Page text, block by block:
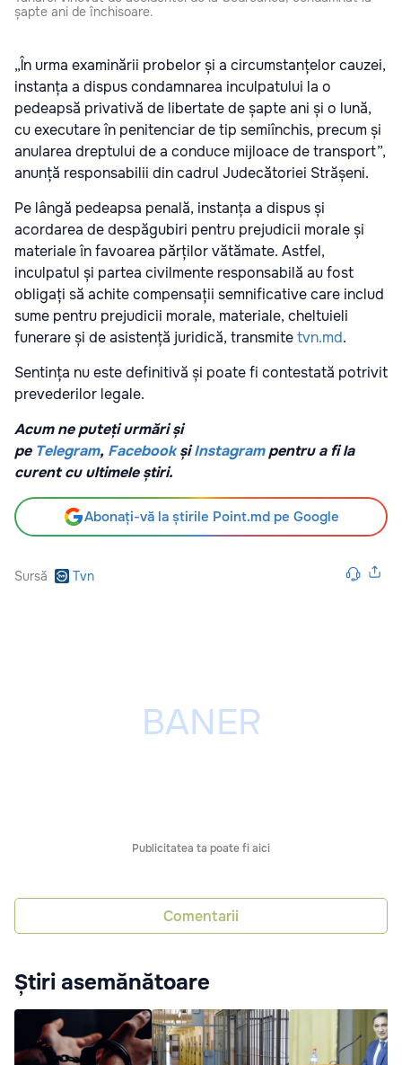
șapte ani de închisoare.
„În urma examinării probelor și a circumstanțelor cauzei,
instanța a dispus condamnarea inculpatului la o
pedeapsă privativă de libertate de șapte ani și o lună,
cu executare în penitenciar de tip semiînchis, precum și
anularea dreptului de a conduce mijloace de transport”,
anunță responsabilii din cadrul Judecătoriei Strășeni.
Pe lângă pedeapsa penală, instanța a dispus și
acordarea de despăgubiri pentru prejudicii morale și
materiale în favoarea părților vătămate. Astfel,
inculpatul și partea civilmente responsabilă au fost
obligați să achite compensații semnificative care includ
sume pentru prejudicii morale, materiale, cheltuieli
funerare și de asistență juridică, transmitetvn.md.
Sentința nu este definitivă și poate fi contestată potrivit
prevederilor legale.
Acum ne puteți urmări și
pe Telegram, FacebookșiInstagrampentru a fi la
curent cu ultimele știri.
Abonați-vă la știrile Point.md pe Google
Sursă Tvn
Publicitatea ta poate fi aici
Comentarii
Știri asemănătoare